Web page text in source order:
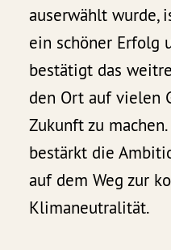
auserwählt wurde,
ein schöner Erfolg
bestätigt das
den Ort auf vielen
Zukunft zu
bestärkt die
auf dem Weg zur
Klimaneutralität.